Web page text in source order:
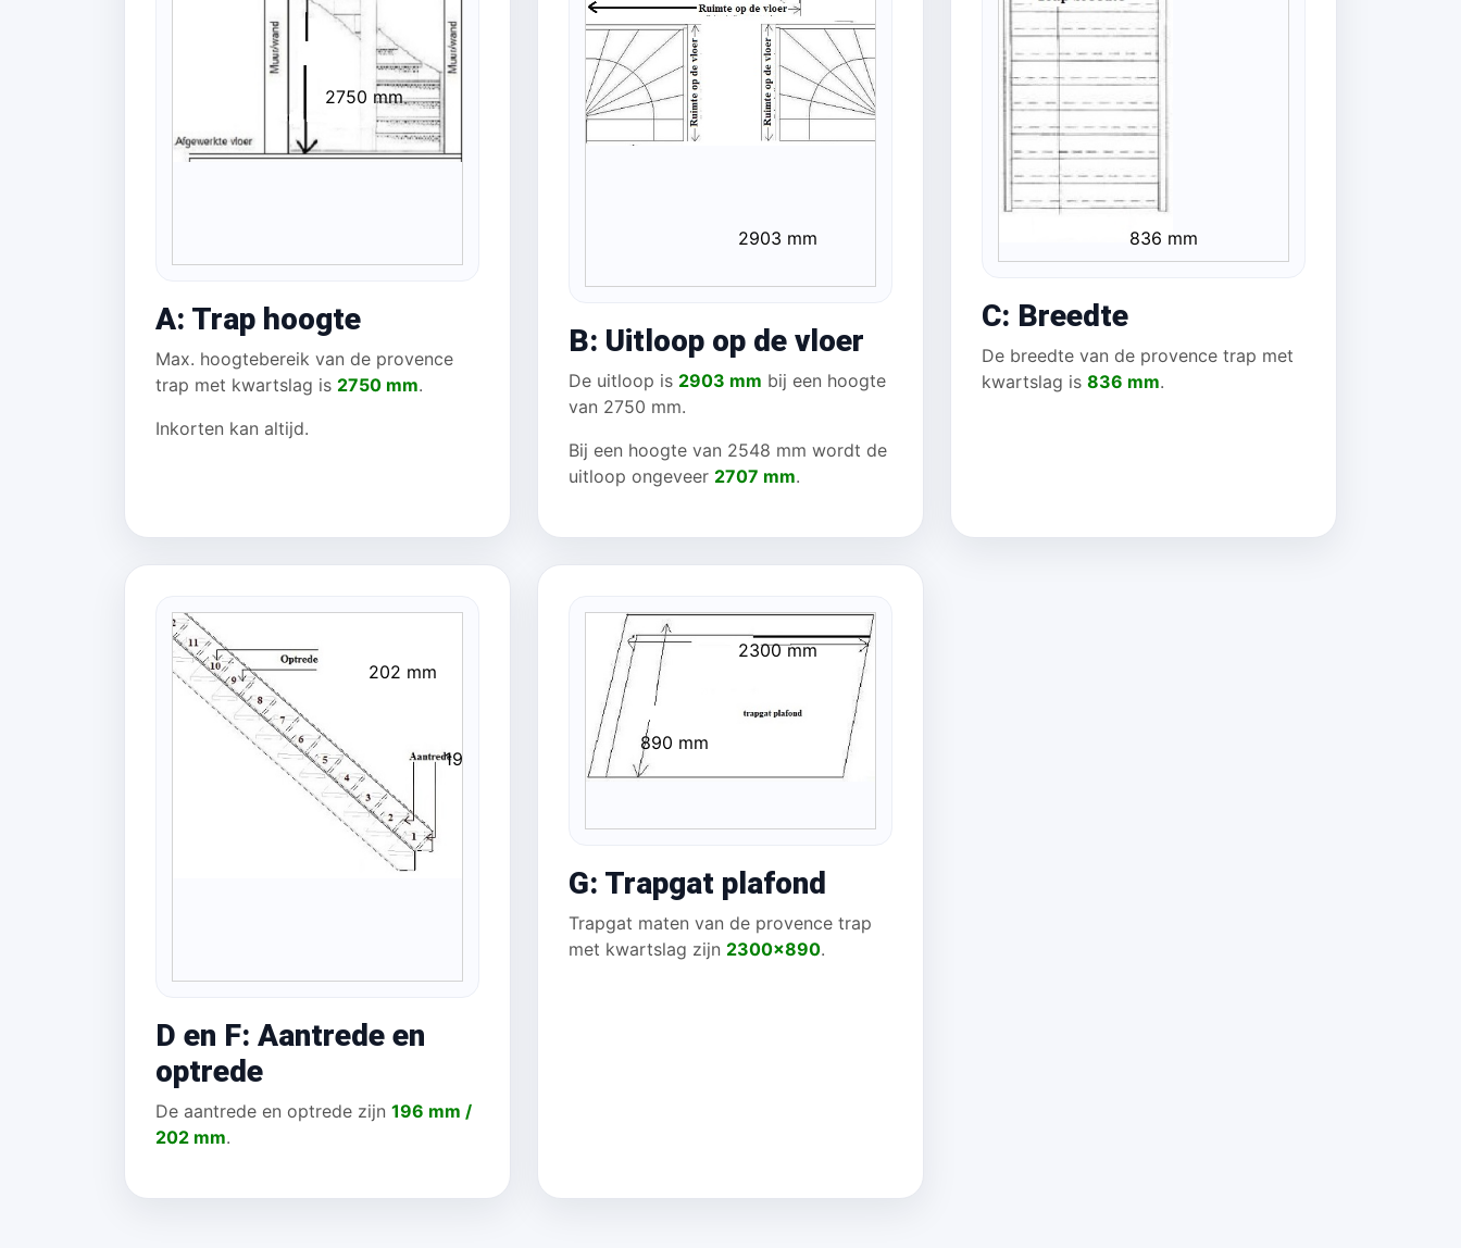
2750 mm
A: Trap hoogte
Max. hoogtebereik van de provence
trap met kwartslag is 2750 mm.
Inkorten kan altijd.
2903 mm
B: Uitloop op de vloer
De uitloop is 2903 mm bij een hoogte
van 2750 mm.
Bij een hoogte van 2548 mm wordt de
uitloop ongeveer 2707 mm.
836 mm
C: Breedte
De breedte van de provence trap met
kwartslag is 836 mm.
202 mm
196 mm
D en F: Aantrede en
optrede
De aantrede en optrede zijn 196 mm /
202 mm.
2300 mm
890 mm
G: Trapgat plafond
Trapgat maten van de provence trap
met kwartslag zijn 2300x890.